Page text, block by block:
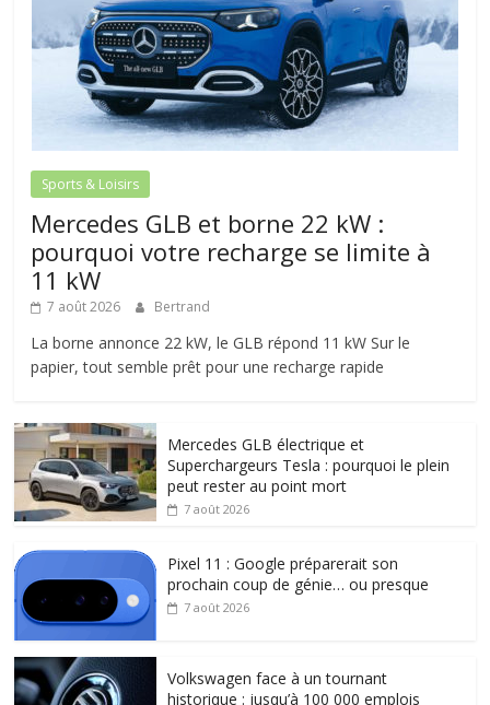
Sports & Loisirs
Mercedes GLB et borne 22 kW :
pourquoi votre recharge se limite à
11 kW
7 août 2026 Bertrand
La borne annonce 22 kW, le GLB répond 11 kW Sur le
papier, tout semble prêt pour une recharge rapide
Mercedes GLB électrique et
Superchargeurs Tesla : pourquoi le plein
peut rester au point mort
7 août 2026
Pixel 11 : Google préparerait son
prochain coup de génie… ou presque
7 août 2026
Volkswagen face à un tournant
historique : jusqu’à 100 000 emplois